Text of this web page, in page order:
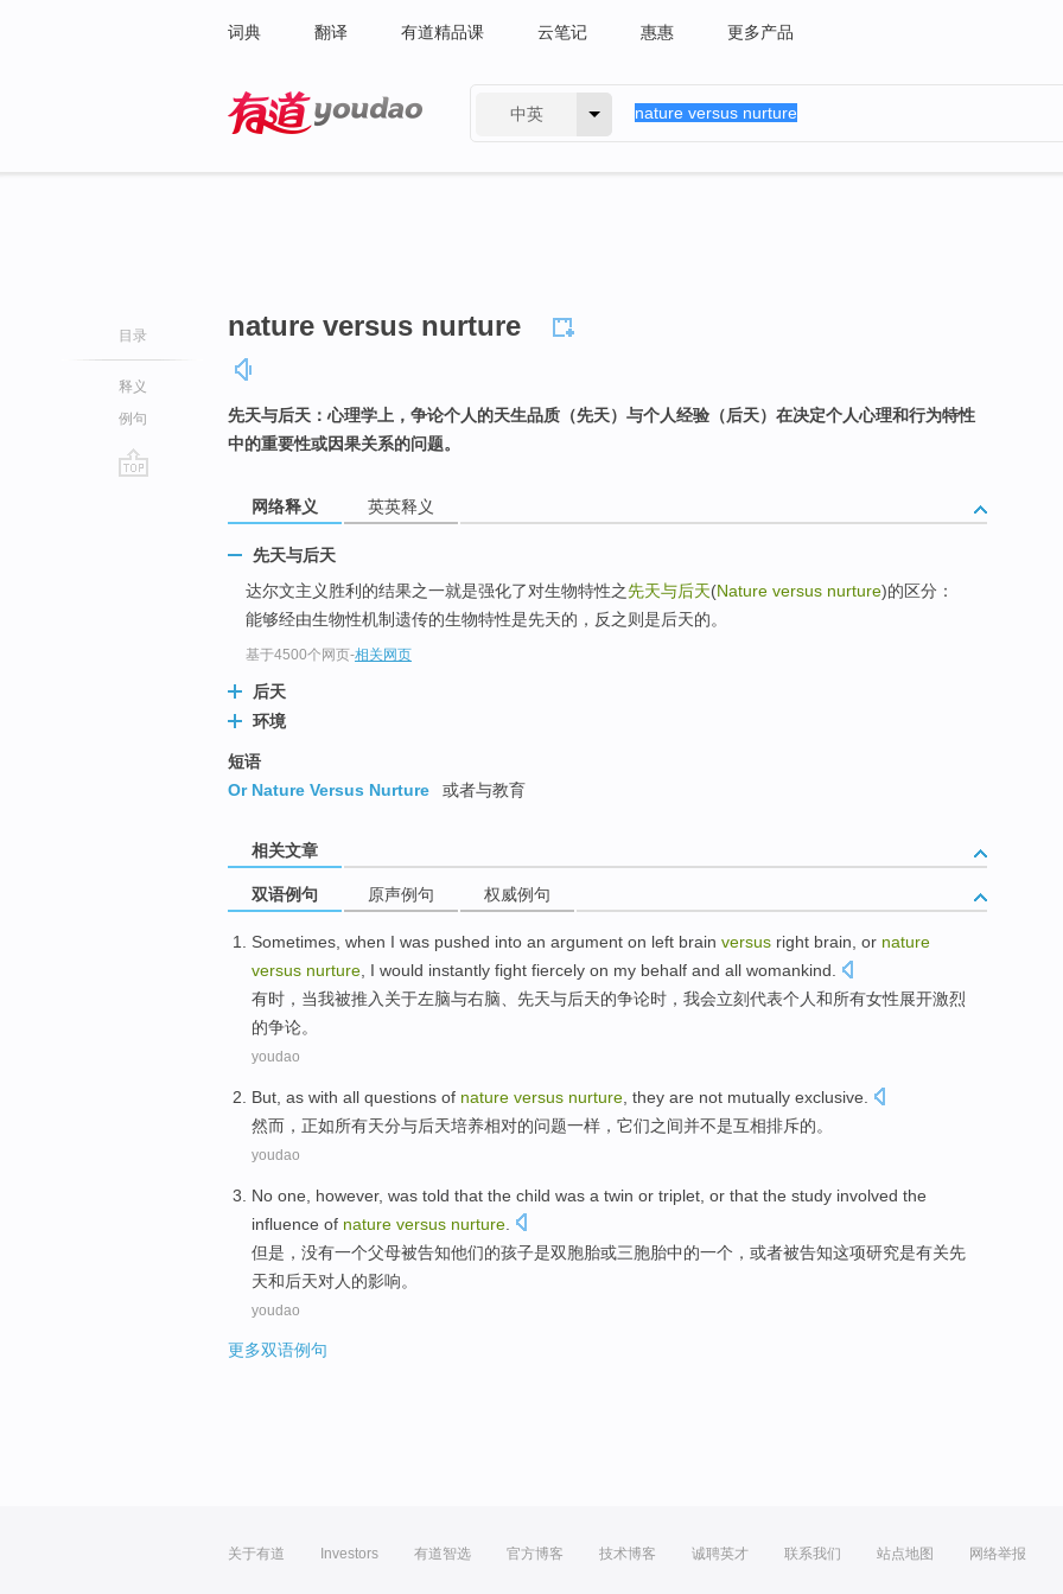
词典 翻译 有道精品课 云笔记 惠惠 更多产品
中英
目录
释义
例句
nature versus nurture
先天与后天：心理学上，争论个人的天生品质（先天）与个人经验（后天）在决定个人心理和行为特性
中的重要性或因果关系的问题。
网络释义 英英释义
先天与后天
达尔文主义胜利的结果之一就是强化了对生物特性之先天与后天(Nature versus nurture)的区分：
能够经由生物性机制遗传的生物特性是先天的，反之则是后天的。
基于4500个网页-相关网页
后天
环境
短语
Or Nature Versus Nurture
或者与教育
相关文章
双语例句 原声例句 权威例句
Sometimes when I was pushed into an argument on left brain versus right brain , or nature
versus nurture I would instantly fight fiercely on my behalf and all womankind
有时 ， 当我被推 入 关于左脑与右脑 先天与后天的争论时， 我会立刻代表个人和所有女性展开激烈
的争论。
youdao
But as with all questions of nature versus nurture they are not mutually exclusive
然而 ， 正如所有天分与后天培养相对的问题一样， 它们之间并不是互相排斥的。
youdao
No one however, was told that the child was a twin or triplet or that the study involved the
influence of nature versus nurture
但是 ， 没有一个父母被告知他们的孩子是双胞胎或三胞胎中的一个， 或者被告知这项研究是有关先
天和后天对人 的影响。
youdao
更多双语例句
关于有道 Investors 有道智选 官方博客 技术博客 诚聘英才 联系我们 站点地图 网络举报